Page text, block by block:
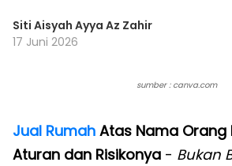
Siti Aisyah Ayya Az Zahir
17 Juni 2026
sumber : canva.com
Jual Rumah Atas Nama Orang
Aturan dan Risikonya - Bukan